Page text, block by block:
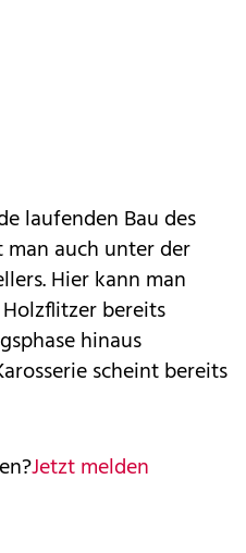
laufenden Bau des
auch unter der
Hier kann man
bereits
hinaus
scheint bereits
Jetzt melden